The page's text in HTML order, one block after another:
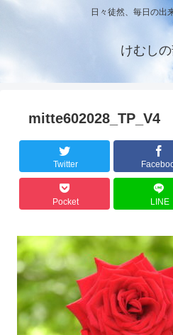
日々徒然、毎日の出
けむし
mitte602028_TP_V4
Twitter
Pocket LINE